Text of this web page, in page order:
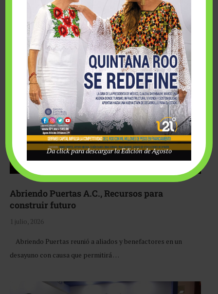
Fairmont Mayakoba y Make-A-Wish México unieron
esfuerzos para hacer realidad el deseo de una …
Abriendo Puertas A.C., Recursos para
construir futuro
1 julio, 2026
Abriendo Puertas reunió a aliados y benefactores en un
desayuno con causa que permitirá …
Da click para descargar la Edición de Agosto